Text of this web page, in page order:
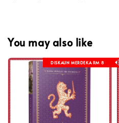
You may also like
DISKAUN MERDEKA RM 8